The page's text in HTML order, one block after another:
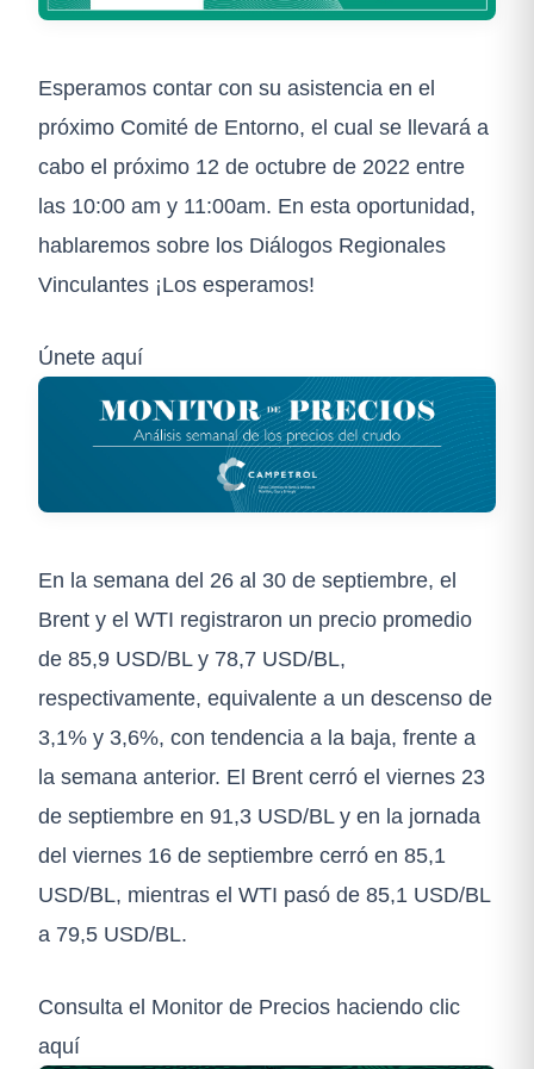
Esperamos contar con su asistencia en el
próximo Comité de Entorno, el cual se llevará a
cabo el próximo 12 de octubre de 2022 entre
las 10:00 am y 11:00am. En esta oportunidad,
hablaremos sobre los Diálogos Regionales
Vinculantes ¡Los esperamos!
Únete aquí
En la semana del 26 al 30 de septiembre, el
Brent y el WTI registraron un precio promedio
de 85,9 USD/BL y 78,7 USD/BL,
respectivamente, equivalente a un descenso de
3,1% y 3,6%, con tendencia a la baja, frente a
la semana anterior. El Brent cerró el viernes 23
de septiembre en 91,3 USD/BL y en la jornada
del viernes 16 de septiembre cerró en 85,1
USD/BL, mientras el WTI pasó de 85,1 USD/BL
a 79,5 USD/BL.
Consulta el Monitor de Precios haciendo clic
aquí